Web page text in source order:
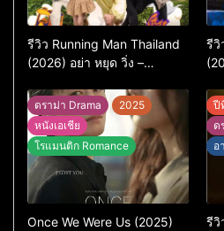
รีวิว Running Man Thailand
(2026) อย่า หยุด วิ่ง –
ต้นฉบับเกาหลี
รีวิ
แต่
ดราม่า Drama
2025
หนังเอเชีย
โรแมนติก Romance
Once We Were Us (2025)
ปี
ด
อ
รีวิ